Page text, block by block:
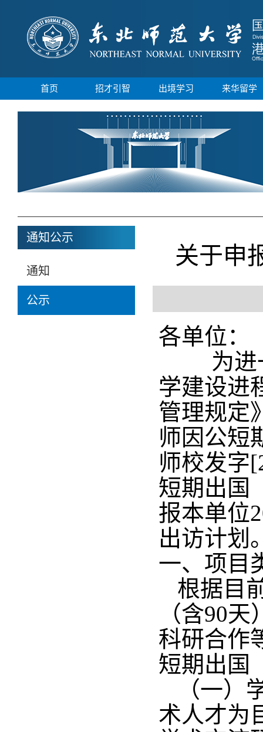
首页 招才引智 出境学习 来华留学
通知公示
通知
公示
关于申
各单位：
为进一
学建设进
管理规定
师因公短
师校发字
短期出国
报本单位
出访计划
一、项目
根据目
（含90
科研合作
短期出国
（一
术人才为